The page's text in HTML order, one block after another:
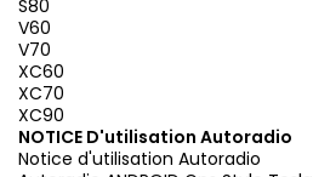
S80
V60
V70
XC60
XC70
XC90
NOTICE D'utilisation Autoradio
Notice d'utilisation Autoradio